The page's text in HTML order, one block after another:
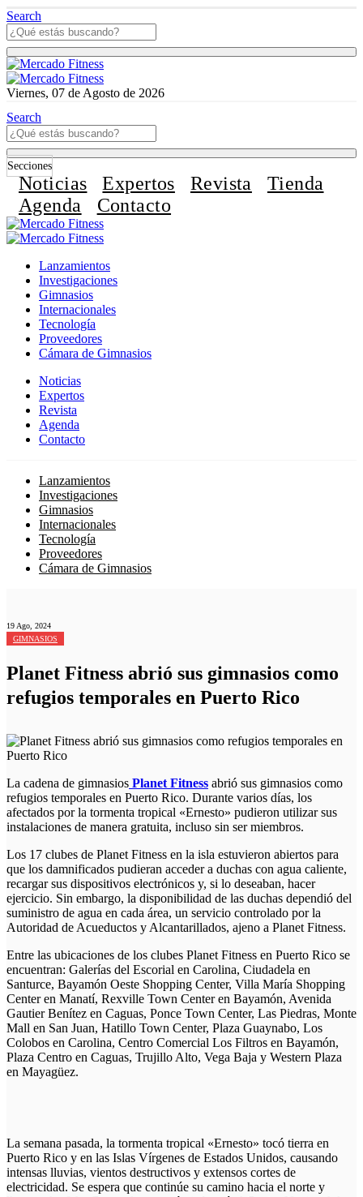
Search
Viernes, 07 de Agosto de 2026
Search
Secciones
Noticias Expertos Revista
Tienda
Agenda
Contacto
Lanzamientos
Investigaciones
Gimnasios
Internacionales
Tecnología
Proveedores
Cámara de Gimnasios
Noticias
Expertos
Revista
Agenda
Contacto
Lanzamientos
Investigaciones
Gimnasios
Internacionales
Tecnología
Proveedores
Cámara de Gimnasios
19 Ago, 2024
GIMNASIOS
Planet Fitness abrió sus gimnasios como
refugios temporales en Puerto Rico
La cadena de gimnasios Planet Fitness abrió sus gimnasios como
refugios temporales en Puerto Rico. Durante varios días, los
afectados por la tormenta tropical «Ernesto» pudieron utilizar sus
instalaciones de manera gratuita, incluso sin ser miembros.
Los 17 clubes de Planet Fitness en la isla estuvieron abiertos para
que los damnificados pudieran acceder a duchas con agua caliente,
recargar sus dispositivos electrónicos y, si lo deseaban, hacer
ejercicio. Sin embargo, la disponibilidad de las duchas dependió del
suministro de agua en cada área, un servicio controlado por la
Autoridad de Acueductos y Alcantarillados, ajeno a Planet Fitness.
Entre las ubicaciones de los clubes Planet Fitness en Puerto Rico se
encuentran: Galerías del Escorial en Carolina, Ciudadela en
Santurce, Bayamón Oeste Shopping Center, Villa María Shopping
Center en Manatí, Rexville Town Center en Bayamón, Avenida
Gautier Benítez en Caguas, Ponce Town Center, Las Piedras, Monte
Mall en San Juan, Hatillo Town Center, Plaza Guaynabo, Los
Colobos en Carolina, Centro Comercial Los Filtros en Bayamón,
Plaza Centro en Caguas, Trujillo Alto, Vega Baja y Western Plaza
en Mayagüez.
La semana pasada, la tormenta tropical «Ernesto» tocó tierra en
Puerto Rico y en las Islas Vírgenes de Estados Unidos, causando
intensas lluvias, vientos destructivos y extensos cortes de
electricidad. Se espera que continúe su camino hacia el norte y